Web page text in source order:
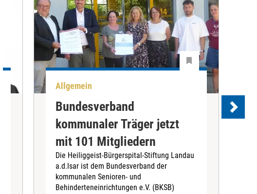
Allgemein
Bundesverband
kommunaler Träger jetzt
mit 101 Mitgliedern
Die Heiliggeist-Bürgerspital-Stiftung Landau
a.d.Isar ist dem Bundesverband der
kommunalen Senioren- und
Behinderteneinrichtungen e.V. (BKSB)